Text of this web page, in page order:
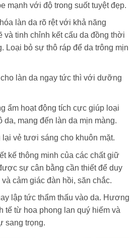
mạnh với độ trong suốt tuyệt đẹp.
làn da rõ rệt với khả năng
và tinh chỉnh kết cấu da đồng thời
Loại bỏ sự thô ráp để da trông mịn
làn da ngay tức thì với dưỡng
ẩm hoạt động tích cực giúp loại
da, mang đến làn da mịn màng.
lại vẻ tươi sáng cho khuôn mặt.
kế thông minh của các chất giữ
sự cân bằng cần thiết để duy
cảm giác đàn hồi, săn chắc.
lập tức thẩm thấu vào da. Hương
tế từ hoa phong lan quý hiếm và
sang trọng.